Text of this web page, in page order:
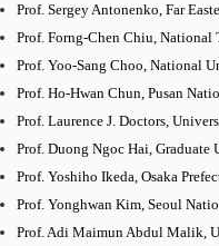
Prof. Sergey Antonenko, Far
Prof. Forng-Chen Chiu, National
Prof. Yoo-Sang Choo, National
Prof. Ho-Hwan Chun, Pusan
Prof. Laurence J. Doctors,
Prof. Duong Ngoc Hai, Graduate
Prof. Yoshiho Ikeda, Osaka
Prof. Yonghwan Kim, Seoul
Prof. Adi Maimun Abdul Malik,